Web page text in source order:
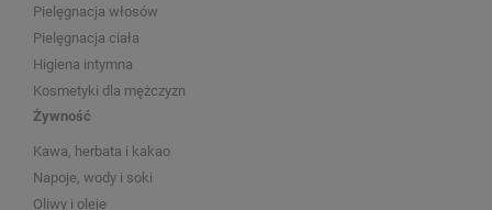
Pielęgnacja włosów
Pielęgnacja ciała
Higiena intymna
Kosmetyki dla mężczyzn
Żywność
Kawa, herbata i kakao
Napoje, wody i soki
Oliwy i oleje